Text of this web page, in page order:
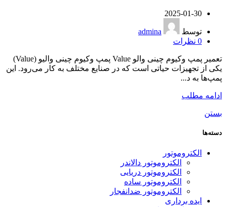
2025-01-30
توسط
admina
0 نظرات
تعمیر پمپ وکیوم چینی والو Value پمپ وکیوم چینی والیو (Value)
یکی از تجهیزات حیاتی است که در صنایع مختلف به کار می‌رود. این
پمپ‌ها به د...
ادامه مطلب
بستن
دسته‌ها
الکتروموتور
الکتروموتور دالاندر
الکتروموتور دریایی
الکتروموتور ساده
الکتروموتور ضدانفجار
ایده برداری